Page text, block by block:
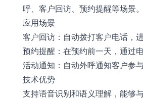
呼、客户回访、预约提醒等场景。
应用场景
客户回访：自动拨打客户电话，
预约提醒：在预约前一天，通过
活动通知：自动外呼通知客户参
技术优势
支持语音识别和语义理解，能够